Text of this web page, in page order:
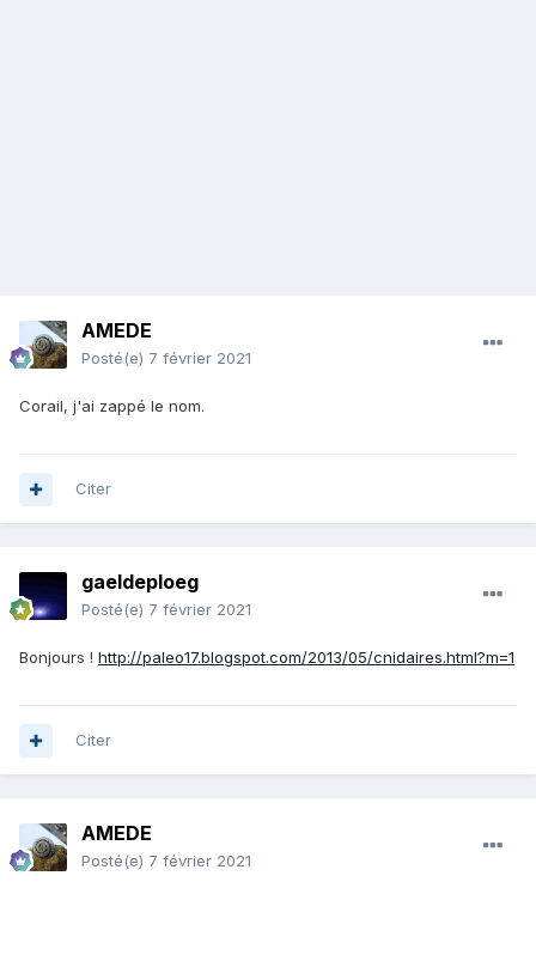
AMEDE
Posté(e) 7 février 2021
Corail, j'ai zappé le nom.
Citer
gaeldeploeg
Posté(e) 7 février 2021
Bonjours ! http://paleo17.blogspot.com/2013/05/cnidaires.html?m=1
Citer
AMEDE
Posté(e) 7 février 2021